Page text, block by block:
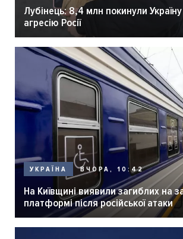
Лубінець: 8,4 млн покинули
агресію Росії
УКРАЇНА ВЧОРА, 10:42
На Київщині виявили загиблих на
платформі після російської атаки